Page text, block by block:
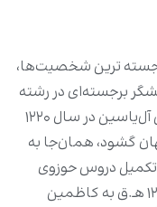
ترین شخصیت‌ها،
برجسته‌ای در رشته
نسخ خطی بود. آیت‌الله شیخ محمدحسن آل‌یاسین در سال ۱۲۲۰
گشود، همان‌جا به
دروس حوزوی
راهی نجف اشرف شد. سپس در سال ۱۲۵۵ هـ.ق به کاظمین